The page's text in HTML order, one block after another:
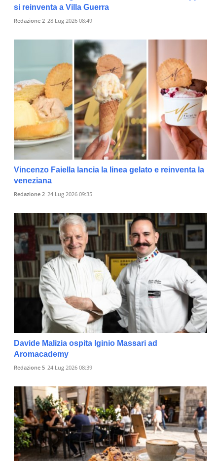
si reinventa a Villa Guerra
Redazione 2 28 Lug 2026 08:49
Vincenzo Faiella lancia la linea gelato e reinventa la
veneziana
Redazione 2 24 Lug 2026 09:35
Davide Malizia ospita Iginio Massari ad
Aromacademy
Redazione 5 24 Lug 2026 08:39